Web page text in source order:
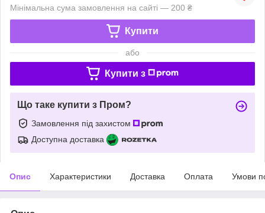
Мінімальна сума замовлення на сайті — 200 ₴
Купити
або
Купити з
Що таке купити з Пром?
Замовлення під захистом
Доступна доставка
Опис Характеристики Доставка Оплата Умови